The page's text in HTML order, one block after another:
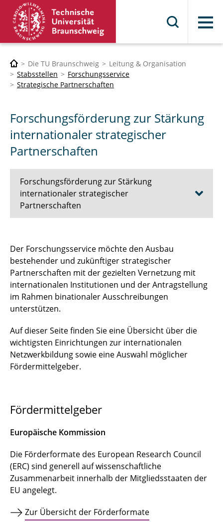
Menü
Die TU Braunschweig
Leitung & Organisation
Stabsstellen
Forschungsservice
Strategische Partnerschaften
Forschungsförderung zur Stärkung
internationaler strategischer
Partnerschaften
Forschungsförderung zur Stärkung
internationaler strategischer
Partnerschaften
Der Forschungsservice möchte den Ausbau
bestehender und zukünftiger strategischer
Partnerschaften mit der gezielten Vernetzung mit
internationalen Institutionen und der Antragstellung
im Rahmen binationaler Ausschreibungen
unterstützen.
Auf dieser Seite finden Sie eine Übersicht über die
wichtigsten Einrichtungen zur internationalen
Netzwerkbildung sowie eine Auswahl möglicher
Fördermittelgeber.
Fördermittelgeber
Europäische Kommission
Die Förderformate des European Research Council
(ERC) sind generell auf wissenschaftliche
Zusammenarbeit innerhalb der Mitgliedsstaaten der
EU angelegt.
Zur Übersicht der Förderformate